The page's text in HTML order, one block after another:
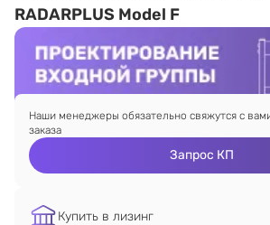
RADARPLUS Model F
Наши менеджеры обязательно свяжутся с
заказа
Запрос КП
Купить в лизинг